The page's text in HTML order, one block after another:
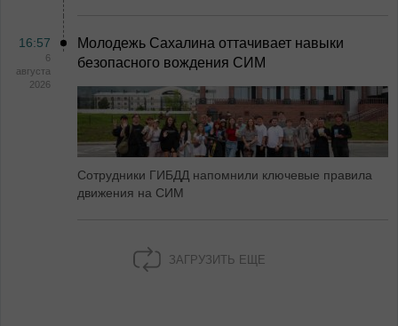
16:57
6
августа
2026
Молодежь Сахалина оттачивает навыки
безопасного вождения СИМ
Сотрудники ГИБДД напомнили ключевые правила
движения на СИМ
ЗАГРУЗИТЬ ЕЩЕ